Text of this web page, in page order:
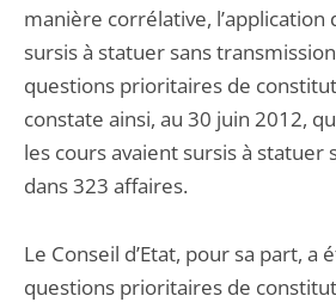
manière corrélative, l’application
sursis à statuer sans
questions prioritaires de
constate ainsi, au 30 juin 2012,
les cours avaient sursis à statuer
dans 323 affaires.
Le Conseil d’Etat, pour sa part, a
questions prioritaires de